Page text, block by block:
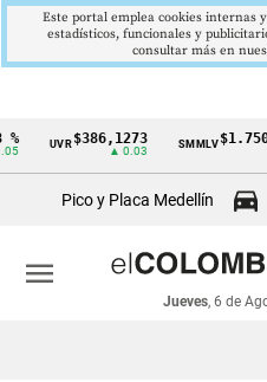
Cintillo
económicos
Colombia
UVR$386,1273
▲ 0.03
SMMLV
Pico y Placa Medellín
Jueves, 6 de
menu
Este portal emplea cookies internas
estadísticos, funcionales y
consultar más en